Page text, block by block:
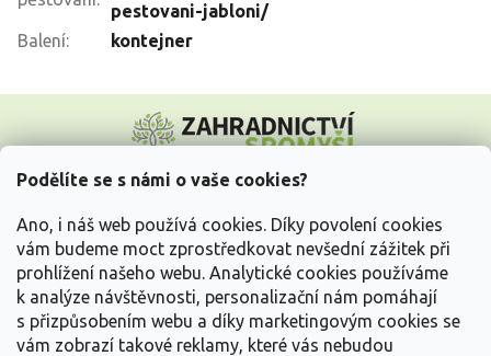
Podělíte se s námi o vaše cookies?
Ano, i náš web používá cookies. Díky povolení cookies
vám budeme moct zprostředkovat nevšední zážitek při
prohlížení našeho webu. Analytické cookies používáme
k analýze návštěvnosti, personalizační nám pomáhají
s přizpůsobením webu a díky marketingovým cookies se
vám zobrazí takové reklamy, které vás nebudou
pestovani-jabloni/
Balení: kontejner
p
Vše o nákupu
Informace pro Vás
Kontakujte nás